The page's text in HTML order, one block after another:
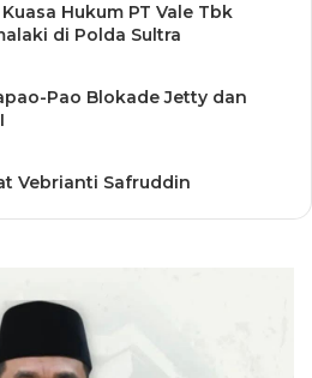
Hukum PT Vale Tbk
di Polda Sultra
Pao Blokade Jetty dan
Vebrianti Safruddin